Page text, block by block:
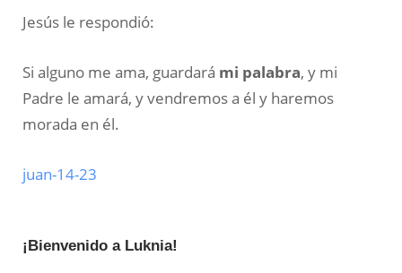
Jesús le respondió:
Si alguno me ama, guardará mi palabra, y mi
Padre le amará, y vendremos a él y haremos
morada en él.
juan-14-23
¡Bienvenido a Luknia!